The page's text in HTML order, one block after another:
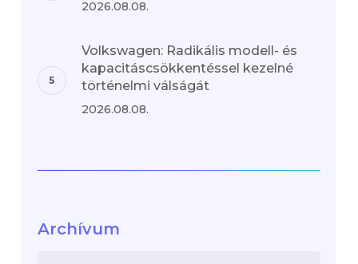
2026.08.08.
Volkswagen: Radikális modell- és
kapacitáscsökkentéssel kezelné
történelmi válságát
2026.08.08.
Archívum